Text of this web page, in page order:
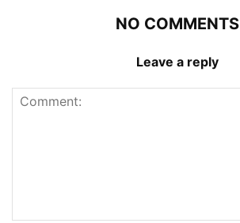
NO COMMENTS
Leave a reply